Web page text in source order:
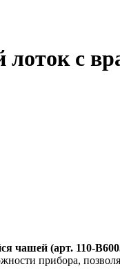
с
чашей (арт. 110-
прибора,